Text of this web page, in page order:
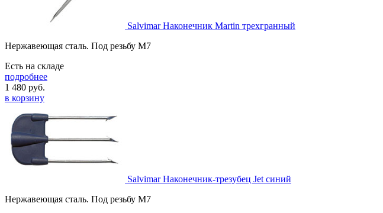
Salvimar Наконечник Martin трехгранный
Нержавеющая сталь. Под резьбу М7
Есть на складе
подробнее
1 480 руб.
в корзину
Salvimar Наконечник-трезубец Jet синий
Нержавеющая сталь. Под резьбу M7